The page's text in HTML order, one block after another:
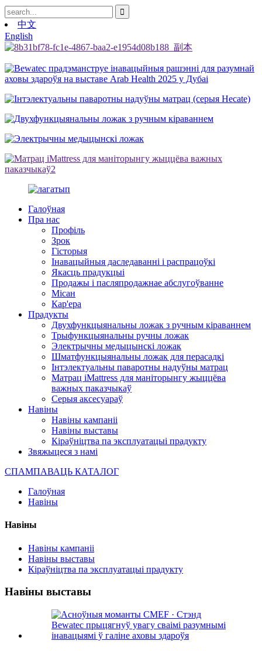
中文
English
Галоўная
Пра нас
Профіль
Зрок
Гісторыя
Інавацыйныя даследаванні і распрацоўкі
Якасць прадукцыі
Продажы і пасляпродажнае абслугоўванне
Місан
Кар'ера
Прадукты
Двухфункцыянальны ложак з ручным кіраваннем
Трыфункцыянальны ручны ложак
Электрычны медыцынскі ложак
Шматфункцыянальны ложак для перасадкі
Інтэлектуальны паваротны надуўны матрац
Матрац iMattress для маніторынгу жыццёва
важных паказчыкаў
Серыя аксесуараў
Навіны
Навіны кампаніі
Навіны выставы
Кіраўніцтва па эксплуатацыі прадукту
Звяжыцеся з намі
СПАМПАВАЦЬ КАТАЛОГ
Галоўная
Навіны
Навіны
Навіны кампаніі
Навіны выставы
Кіраўніцтва па эксплуатацыі прадукту
Навіны выставы